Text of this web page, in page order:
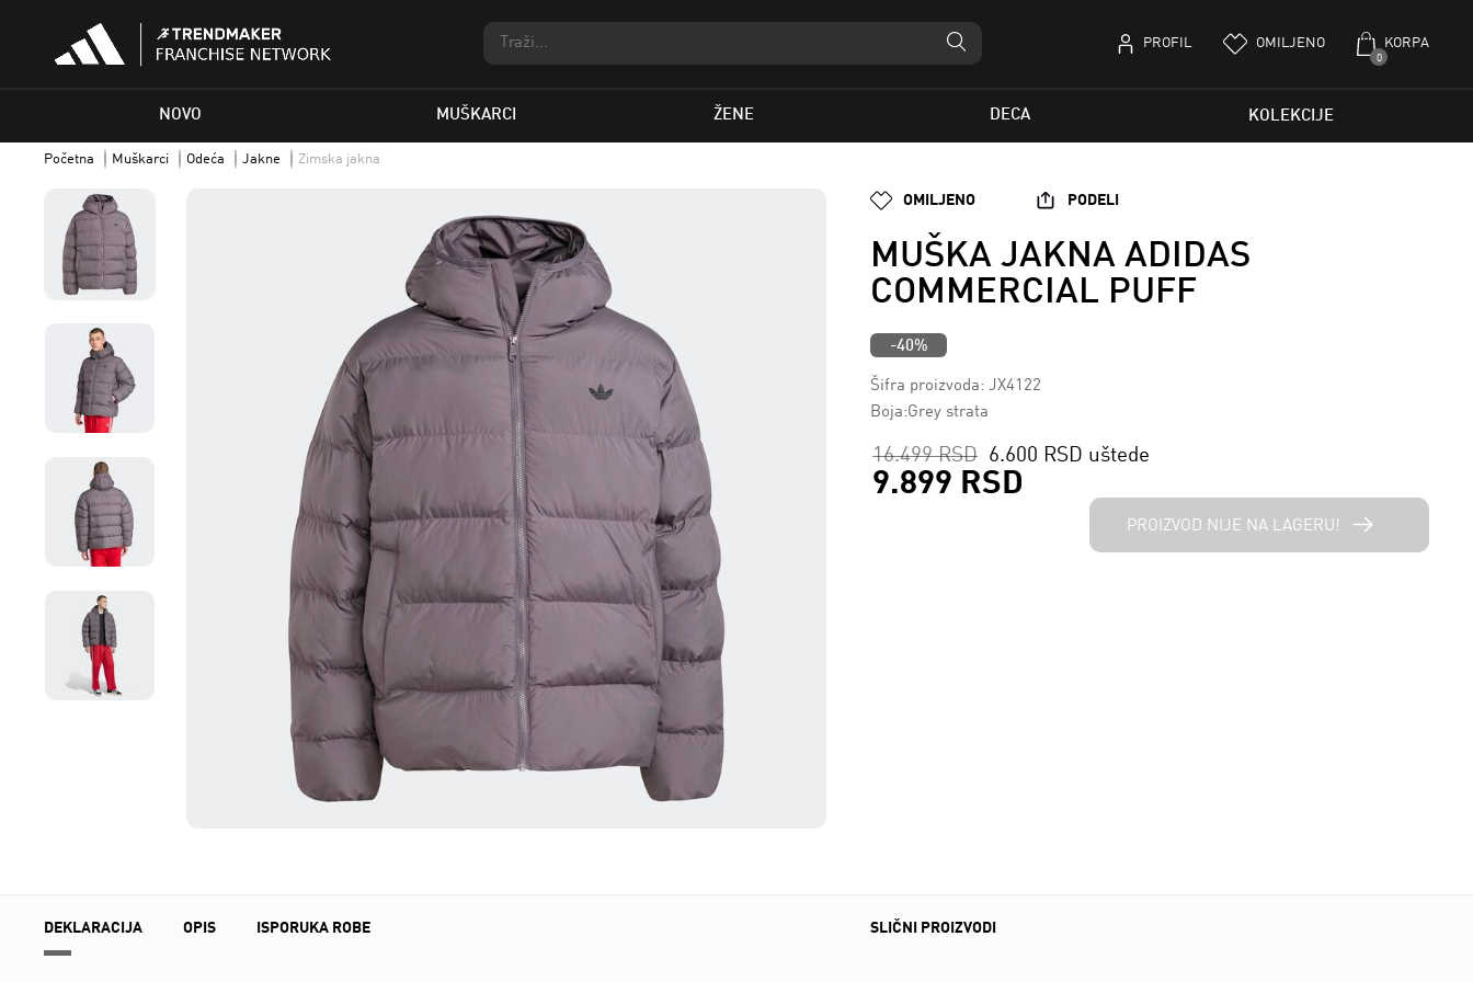
PROFIL OMILJENO KORPA
0
NOVO MUŠKARCI ŽENE DECA KOLEKCIJE
Početna Muškarci Odeća Jakne Zimska jakna
OMILJENO PODELI
MUŠKA JAKNA ADIDAS
COMMERCIAL PUFF
-40%
Šifra proizvoda: JX4122
Boja:Grey strata
16.499 RSD 6.600 RSD uštede
9.899 RSD
PROIZVOD NIJE NA LAGERU!
DEKLARACIJA OPIS ISPORUKA ROBE SLIČNI PROIZVODI